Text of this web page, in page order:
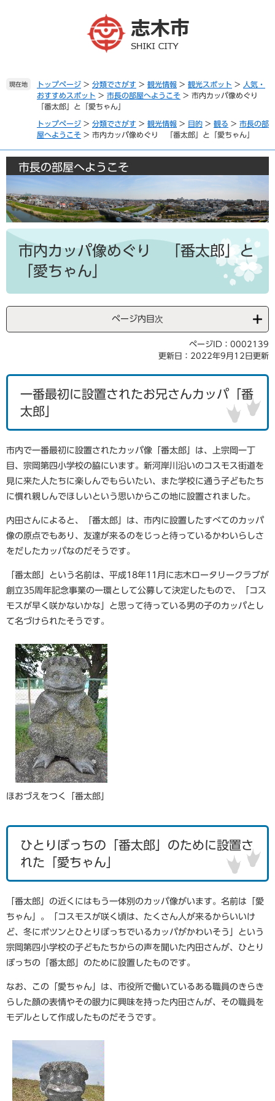
へ
現在地 トップページ > 分類でさがす > 観光情報 > 観光スポット >
人気・
おすすめスポット > 市長の部屋へようこそ > 市内カッパ像めぐり
「番太郎」と「愛ちゃん」
トップページ > 分類でさがす > 観光情報 > 目的 > 観る > 市長の部
屋へようこそ > 市内カッパ像めぐり 「番太郎」と「愛ちゃん」
市長の部屋へようこそ
本
市内カッパ像めぐり 「番太郎」と
「愛ちゃん」
ページ内目次
ページID：0002139
更新日：2022年9月12日更新
一番最初に設置されたお兄さんカッパ「番
太郎」
市内で一番最初に設置されたカッパ像「番太郎」は、上宗岡一丁
目、宗岡第四小学校の脇にいます。新河岸川沿いのコスモス街道を
見に来た人たちに楽しんでもらいたい、また学校に通う子どもたち
に慣れ親しんでほしいという思いからこの地に設置されました。
内田さんによると、「番太郎」は、市内に設置したすべてのカッパ
像の原点でもあり、友達が来るのをじっと待っているかわいらしさ
をだしたカッパなのだそうです。
「番太郎」という名前は、平成18年11月に志木ロータリークラブが
創立35周年記念事業の一環として公募して決定したもので、「コス
モスが早く咲かないかな」と思って待っている男の子のカッパとし
て名づけられたそうです。
ほおづえをつく「番太郎」
ひとりぼっちの「番太郎」のために設置さ
れた「愛ちゃん」
「番太郎」の近くにはもう一体別のカッパ像がいます。名前は「愛
ちゃん」。「コスモスが咲く頃は、たくさん人が来るからいいけ
ど、冬にポツンとひとりぼっちでいるカッパがかわいそう」という
宗岡第四小学校の子どもたちからの声を聞いた内田さんが、ひとり
ぼっちの「番太郎」のために設置したものです。
なお、この「愛ちゃん」は、市役所で働いているある職員のきらき
らした顔の表情やその眼力に興味を持った内田さんが、その職員を
モデルとして作成したものだそうです。